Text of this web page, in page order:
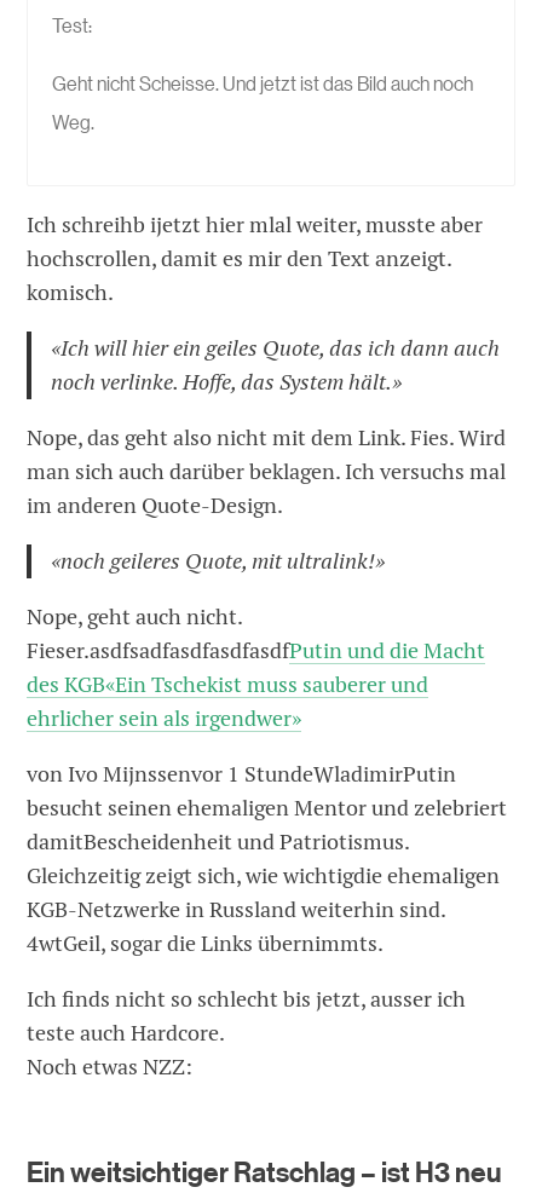
Test:
Geht nicht Scheisse. Und jetzt ist das Bild auch noch
Weg.
Ich schreihb ijetzt hier mlal weiter, musste aber
hochscrollen, damit es mir den Text anzeigt.
komisch.
«Ich will hier ein geiles Quote, das ich dann auch
noch verlinke. Hoffe, das System hält.»
Nope, das geht also nicht mit dem Link. Fies. Wird
man sich auch darüber beklagen. Ich versuchs mal
im anderen Quote-Design.
«noch geileres Quote, mit ultralink!»
Nope, geht auch nicht.
Fieser.asdfsadfasdfasdfasdfPutin und die Macht
des KGB«Ein Tschekist muss sauberer und
ehrlicher sein als irgendwer»
von Ivo Mijnssenvor 1 StundeWladimirPutin
besucht seinen ehemaligen Mentor und zelebriert
damitBescheidenheit und Patriotismus.
Gleichzeitig zeigt sich, wie wichtigdie ehemaligen
KGB-Netzwerke in Russland weiterhin sind.
4wtGeil, sogar die Links übernimmts.
Ich finds nicht so schlecht bis jetzt, ausser ich
teste auch Hardcore.
Noch etwas NZZ:
Ein weitsichtiger Ratschlag – ist H3 neu